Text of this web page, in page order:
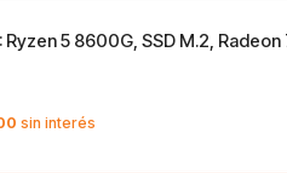
Ryzen 5 8600G, SSD M.2,
sin interés